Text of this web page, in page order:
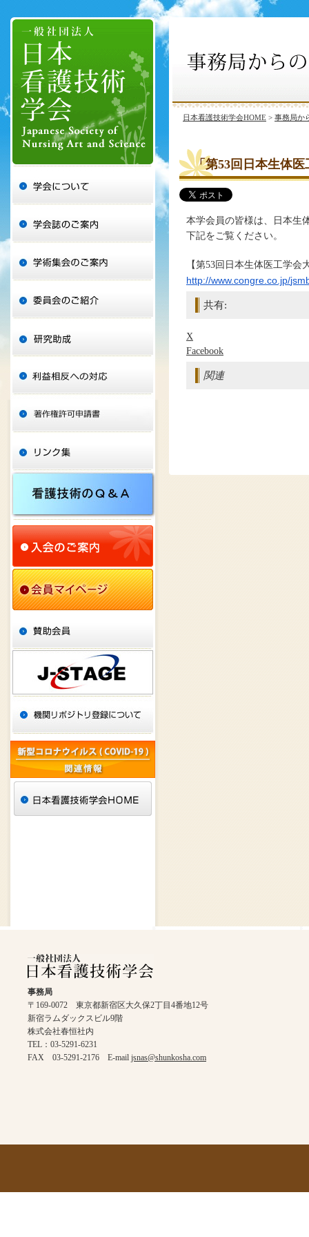
日本看護技術学会HOME > 事務局か
「第53回日本生体
本学会員の皆様は、
日本生
下記をご覧ください。
【第53回日本生体医工学会
http://www.congre.co.jp/
共有:
X
Facebook
関連
事務局
〒169-0072 東京都新宿区大久保2丁目4番地12号
新宿ラムダックスビル9階
株式会社春恒社内
TEL：03-5291-6231
FAX 03-5291-2176 E-mail jsnas@shunkosha.com